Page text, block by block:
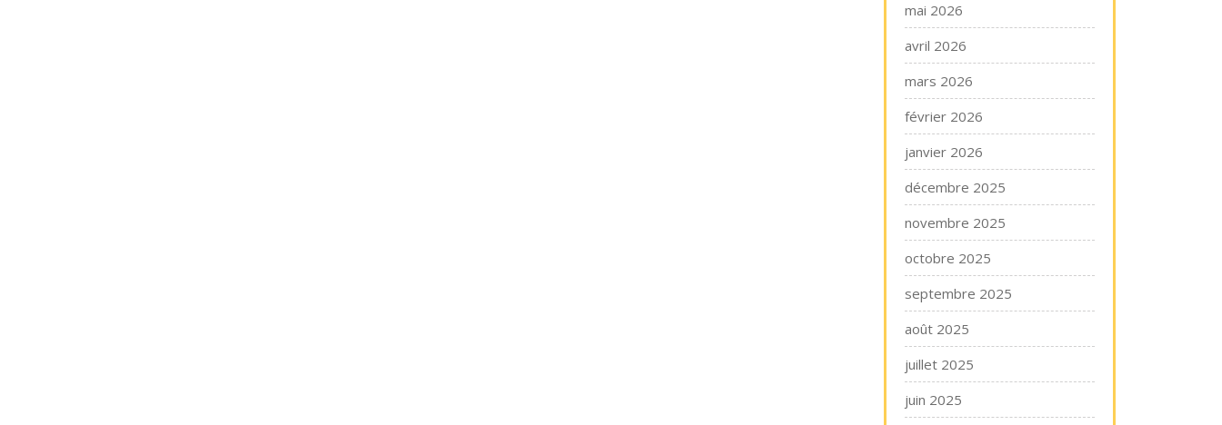
mai 2026
avril 2026
mars 2026
février 2026
janvier 2026
décembre 2025
novembre 2025
octobre 2025
septembre 2025
août 2025
juillet 2025
juin 2025